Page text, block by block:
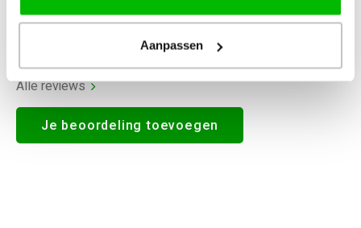
Aanpassen
Alle reviews
Je beoordeling toevoegen